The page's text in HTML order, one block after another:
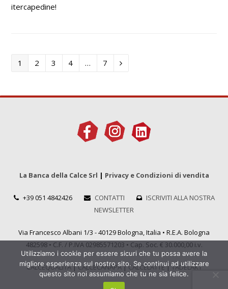
itercapedine!
Titoli
1 Titoli
2 Titoli
3 Titoli
4 … Titoli
7 Successivo/Precedente
La Banca della Calce Srl | Privacy e Condizioni di vendita
+39 051 4842426 CONTATTI
ISCRIVITI ALLA NOSTRA
NEWSLETTER
Via Francesco Albani 1/3 - 40129 Bologna, Italia • R.E.A. Bologna
482598 • C.F. / P.IVA 02985571203 • Cap. Soc. € 30.000,00 i.v.
CALCEQUALITÀ|CALCECANAPA|CALCELATTE|TADELAKT
Utilizziamo i cookie per essere sicuri che tu possa avere la
migliore esperienza sul nostro sito. Se continui ad utilizzare
questo sito noi assumiamo che tu ne sia felice.